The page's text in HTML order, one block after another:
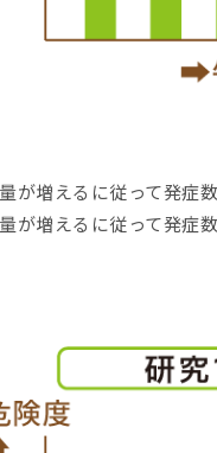
が増えるに従って発症
が増えるに従って発症